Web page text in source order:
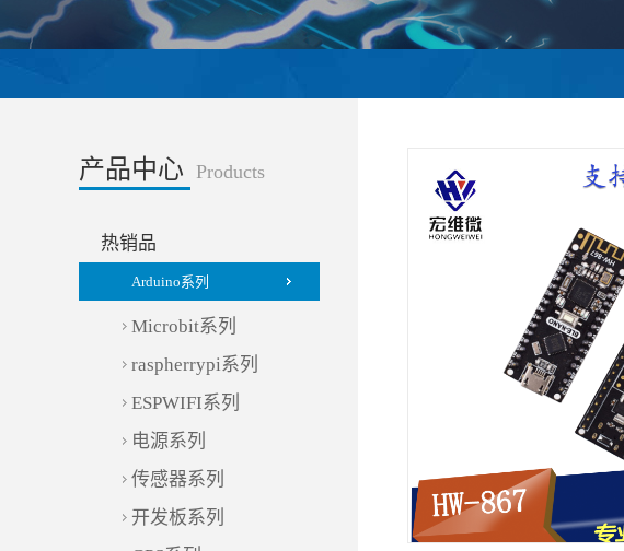
产品中心 Products
热销品
Arduino系列
Microbit系列
raspherrypi系列
ESPWIFI系列
电源系列
传感器系列
开发板系列